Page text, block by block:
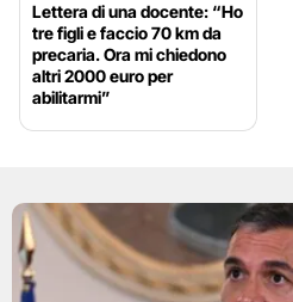
Lettera di una docente: “Ho
tre figli e faccio 70 km da
precaria. Ora mi chiedono
altri 2000 euro per
abilitarmi”